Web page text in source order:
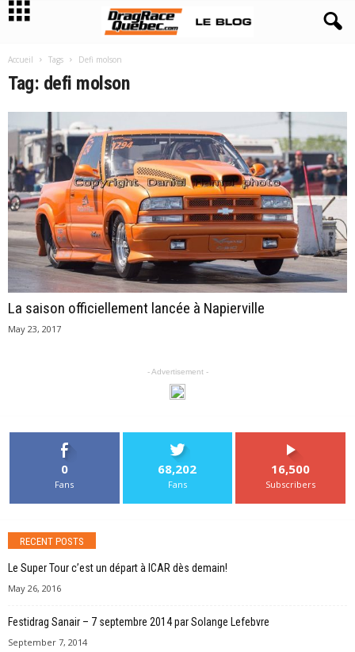
Accueil Tags Defi molson
Tag: defi molson
La saison officiellement lancée à Napierville
May 23, 2017
- Advertisement -
0
Fans
68,202
Fans
16,500
Subscribers
RECENT POSTS
Le Super Tour c’est un départ à ICAR dès demain!
May 26, 2016
Festidrag Sanair – 7 septembre 2014 par Solange Lefebvre
September 7, 2014